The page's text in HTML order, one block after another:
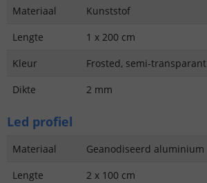
Materiaal
Kunststof
Lengte
1 x 200 cm
Kleur
Frosted, semi-transparant
Dikte
2 mm
Led profiel
Materiaal
Geanodiseerd aluminium
Lengte
2 x 100 cm